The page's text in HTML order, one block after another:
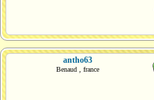
antho63
Benaud , france